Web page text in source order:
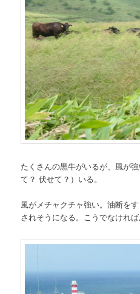
たくさんの黒牛がいるが、風が
て？ 伏せて？）いる。
風がメチャクチャ強い。油断を
されそうになる。こうでなければ